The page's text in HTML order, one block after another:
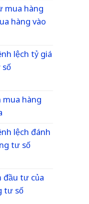
mua hàng
hàng vào
lệch tỷ giá
hàng
lệch đánh
tư số
đầu tư của
tư số